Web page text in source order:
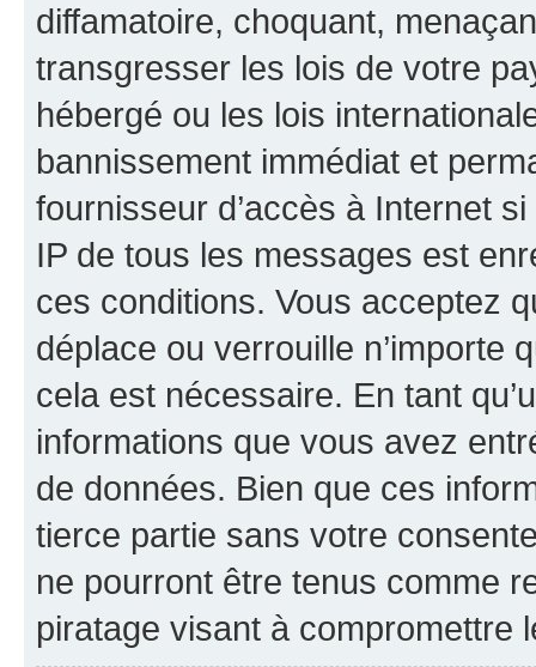
diffamatoire, choquant,
transgresser les lois de votre
hébergé ou les lois
bannissement immédiat et
fournisseur d’accès à Internet
IP de tous les messages est
ces conditions. Vous acceptez
déplace ou verrouille n’importe
cela est nécessaire. En tant
informations que vous avez
de données. Bien que ces
tierce partie sans votre
ne pourront être tenus comme
piratage visant à compromettre